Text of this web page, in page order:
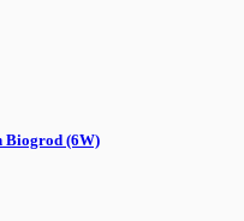
Biogrod (6W)